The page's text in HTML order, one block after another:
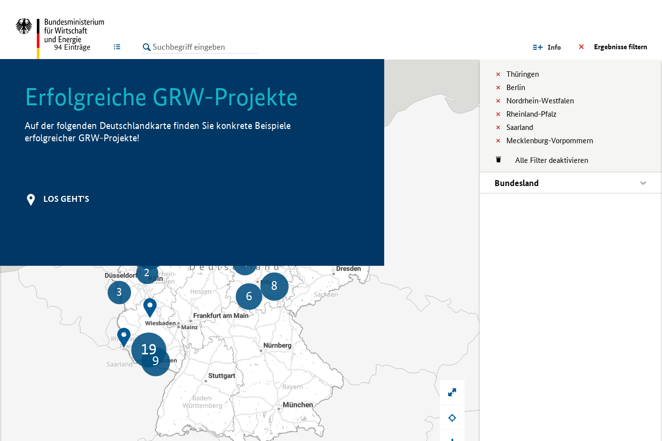
LISTE Ergebnisse filtern
Info
Thüringen
Berlin
Nordrhein-Westfalen
Rheinland-Pfalz
Saarland
Mecklenburg-Vorpommern
Alle Filter deaktivieren
Bundesland
94 Einträge
Erfolgreiche GRW-Projekte
Auf der folgenden Deutschlandkarte finden Sie konkrete Beispiele
erfolgreicher GRW-Projekte!
LOS GEHT'S